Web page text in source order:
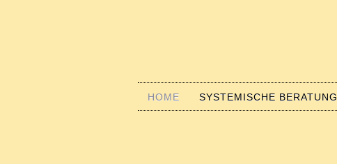
HOME SYSTEMISCHE BERATUNG